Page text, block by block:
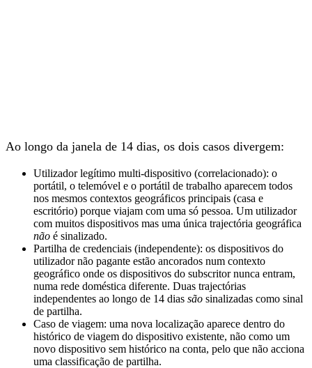
Ao longo da janela de 14 dias, os dois casos divergem:
Utilizador legítimo multi-dispositivo (correlacionado): o
portátil, o telemóvel e o portátil de trabalho aparecem todos
nos mesmos contextos geográficos principais (casa e
escritório) porque viajam com uma só pessoa. Um utilizador
com muitos dispositivos mas uma única trajectória geográfica
não é sinalizado.
Partilha de credenciais (independente): os dispositivos do
utilizador não pagante estão ancorados num contexto
geográfico onde os dispositivos do subscritor nunca entram,
numa rede doméstica diferente. Duas trajectórias
independentes ao longo de 14 dias são sinalizadas como sinal
de partilha.
Caso de viagem: uma nova localização aparece dentro do
histórico de viagem do dispositivo existente, não como um
novo dispositivo sem histórico na conta, pelo que não acciona
uma classificação de partilha.